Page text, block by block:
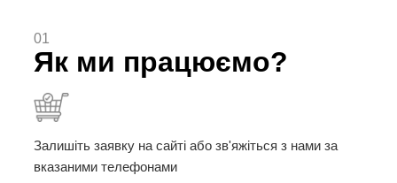
01
Як ми працюємо?
Залишіть заявку на сайті або зв'яжіться з нами за
вказаними телефонами